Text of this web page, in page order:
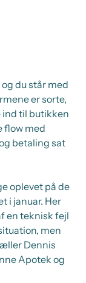
du står med
er sorte,
ind til butikken
flow med
betaling sat
oplevet på de
i januar. Her
en teknisk fejl
men
Dennis
Apotek og